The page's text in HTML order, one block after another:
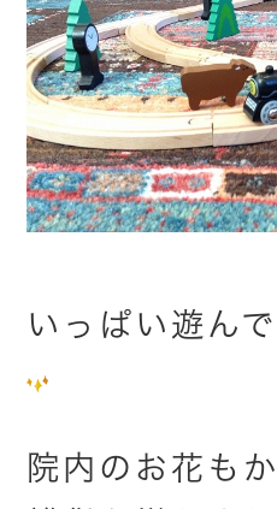
いっぱい遊ん
院内のお花も